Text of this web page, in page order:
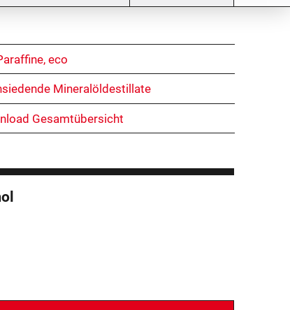
eco
Mineralöldestillate
Gesamtübersicht